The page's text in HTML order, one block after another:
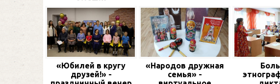
«Юбилей в кругу
друзей!» -
«Народов дружная
семья» -